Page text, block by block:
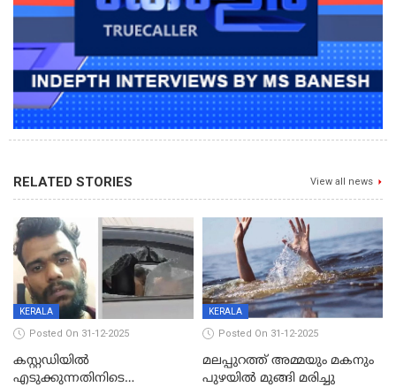
RELATED STORIES View all news
KERALA
Posted On 31-12-2025
കസ്റ്റഡിയിൽ
എടുക്കുന്നതിനിടെ
KERALA
Posted On 31-12-2025
മലപ്പുറത്ത് അമ്മയും മകനും
പുഴയിൽ മുങ്ങി മരിച്ചു